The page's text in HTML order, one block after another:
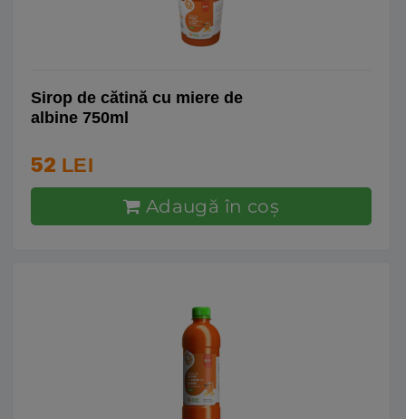
Sirop de cătină cu miere de
albine 750ml
52 LEI
Adaugă în coş